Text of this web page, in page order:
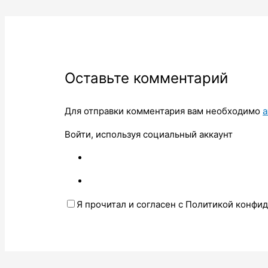
Оставьте комментарий
Для отправки комментария вам необходимо
Войти, используя социальный аккаунт
Я прочитал и согласен с Политикой